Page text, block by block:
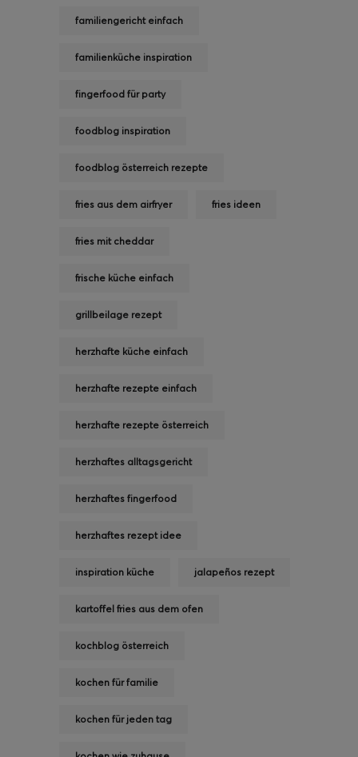
familiengericht einfach
familienküche inspiration
fingerfood für party
foodblog inspiration
foodblog österreich rezepte
fries aus dem airfryer fries ideen
fries mit cheddar
frische küche einfach
grillbeilage rezept
herzhafte küche einfach
herzhafte rezepte einfach
herzhafte rezepte österreich
herzhaftes alltagsgericht
herzhaftes fingerfood
herzhaftes rezept idee
inspiration küche jalapeños rezept
kartoffel fries aus dem ofen
kochblog österreich
kochen für familie
kochen für jeden tag